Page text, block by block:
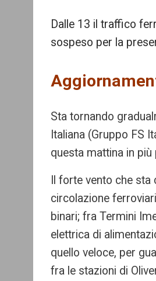
Dalle 13 il traffico
sospeso per la
Sta tornando
Italiana (Gruppo FS
questa mattina in
Il forte vento che
circolazione
binari; fra Termini
elettrica di
quello veloce, per
fra le stazioni di